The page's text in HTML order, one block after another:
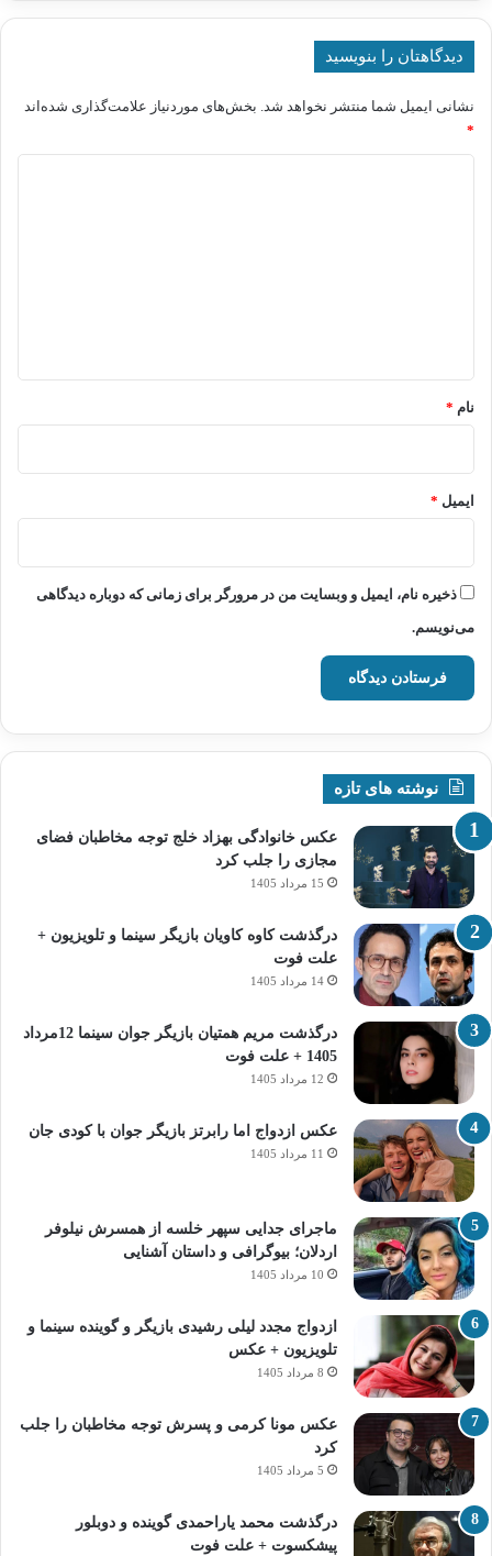
دیدگاهتان را بنویسید
نشانی ایمیل شما منتشر نخواهد شد. بخش‌های موردنیاز علامت‌گذاری شده‌اند
*
نام *
ایمیل *
ذخیره نام، ایمیل و وبسایت من در مرورگر برای زمانی که دوباره دیدگاهی
می‌نویسم.
نوشته های تازه
عکس خانوادگی بهزاد خلج توجه مخاطبان فضای
مجازی را جلب کرد
15 مرداد 1405
درگذشت کاوه کاویان بازیگر سینما و تلویزیون +
علت فوت
14 مرداد 1405
درگذشت مریم همتیان بازیگر جوان سینما 12مرداد
1405 + علت فوت
12 مرداد 1405
عکس ازدواج اما رابرتز بازیگر جوان با کودی جان
11 مرداد 1405
ماجرای جدایی سپهر خلسه از همسرش نیلوفر
اردلان؛ بیوگرافی و داستان آشنایی
10 مرداد 1405
ازدواج مجدد لیلی رشیدی بازیگر و گوینده سینما و
تلویزیون + عکس
8 مرداد 1405
عکس مونا کرمی و پسرش توجه مخاطبان را جلب
کرد
5 مرداد 1405
درگذشت محمد یاراحمدی گوینده و دوبلور
پیشکسوت + علت فوت